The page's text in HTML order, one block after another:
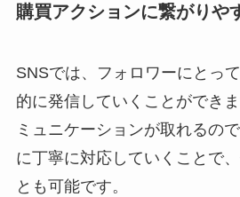
購買アクションに繋がりや
SNSでは、フォロワーにとっ
的に発信していくことができ
ミュニケーションが取れるの
に丁寧に対応していくことで
とも可能です。